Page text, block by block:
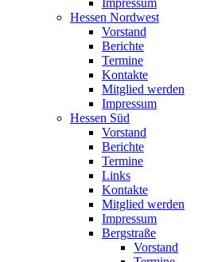
Impressum
Hessen Nordwest
Vorstand
Berichte
Termine
Kontakte
Mitglied werden
Impressum
Hessen Süd
Vorstand
Berichte
Termine
Links
Kontakte
Mitglied werden
Impressum
Bergstraße
Vorstand